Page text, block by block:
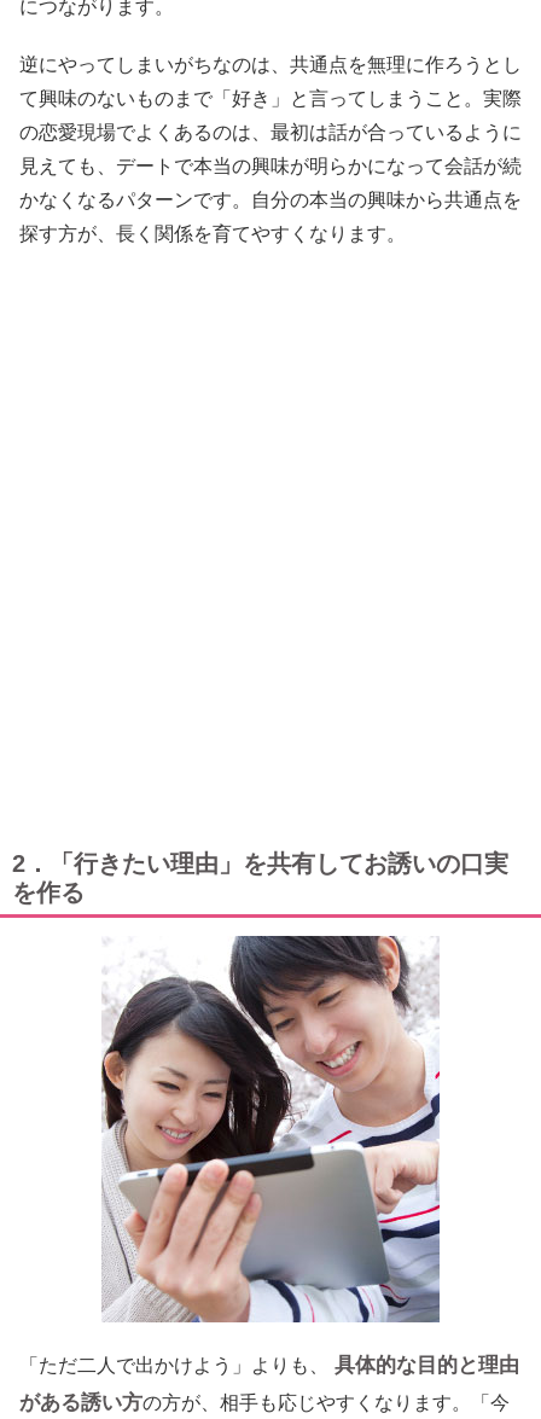
につながります。
逆にやってしまいがちなのは、共通点を無理に作ろうとし
て興味のないものまで「好き」と言ってしまうこと。実際
の恋愛現場でよくあるのは、最初は話が合っているように
見えても、デートで本当の興味が明らかになって会話が続
かなくなるパターンです。自分の本当の興味から共通点を
探す方が、長く関係を育てやすくなります。
2．「行きたい理由」を共有してお誘いの口実
を作る
「ただ二人で出かけよう」よりも、
具体的な目的と理由
がある誘い方の方が、相手も応じやすくなります。「今